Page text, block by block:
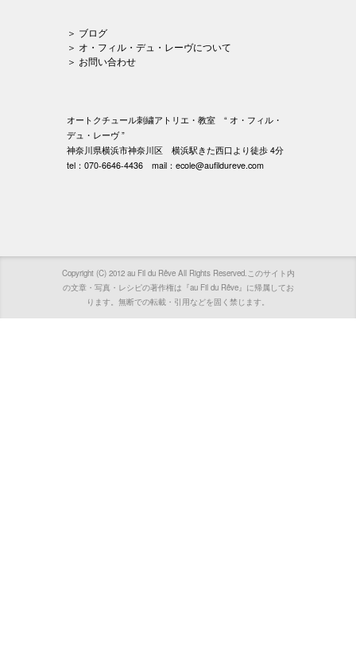
＞ ブログ
＞ オ・フィル・デュ・レーヴについて
＞ お問い合わせ
オートクチュール刺繍アトリエ・教室 “ オ・フィル・
デュ・レーヴ ”
神奈川県横浜市神奈川区 横浜駅きた西口より徒歩 4分
tel：070-6646-4436 mail：ecole@aufildureve.com
Copyright (C) 2012 au Fil du Rêve All Rights Reserved.このサイト内
の文章・写真・レシピの著作権は『au Fil du Rêve』に帰属してお
ります。無断での転載・引用などを固く禁じます。